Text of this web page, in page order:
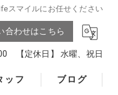
スマイルにお任せください
合わせはこちら
【定休日】 水曜、祝日
ッフ ブログ